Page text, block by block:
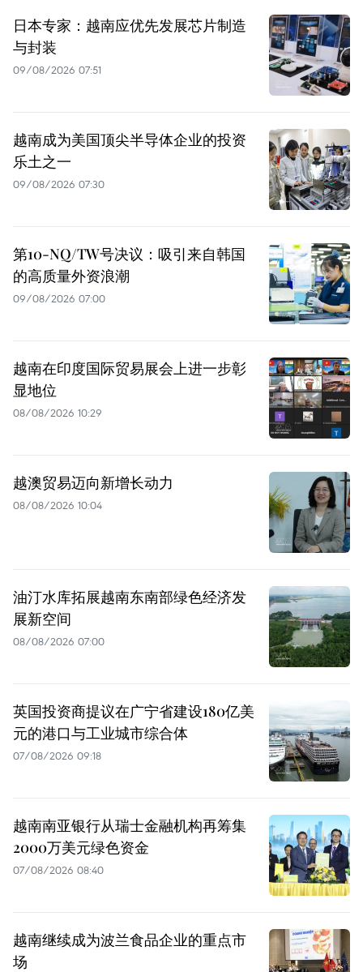
日本专家：越南应优先发展芯片制造
与封装
09/08/2026 07:51
越南成为美国顶尖半导体企业的投资
乐土之一
09/08/2026 07:30
第10-NQ/TW号决议：吸引来自韩国
的高质量外资浪潮
09/08/2026 07:00
越南在印度国际贸易展会上进一步彰
显地位
08/08/2026 10:29
越澳贸易迈向新增长动力
08/08/2026 10:04
油汀水库拓展越南东南部绿色经济发
展新空间
08/08/2026 07:00
英国投资商提议在广宁省建设180亿美
元的港口与工业城市综合体
07/08/2026 09:18
越南南亚银行从瑞士金融机构再筹集
2000万美元绿色资金
07/08/2026 08:40
越南继续成为波兰食品企业的重点市
场